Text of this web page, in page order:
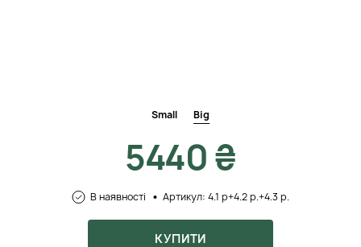
Small Big
5440 ₴
В наявності Артикул: 4.1 р+4.2 р.+4.3 р.
КУПИТИ